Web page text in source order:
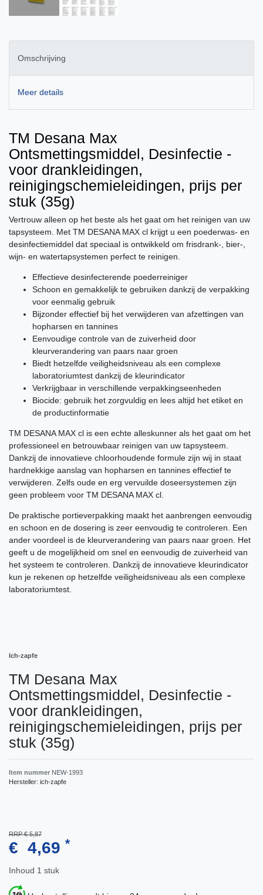
Omschrijving
Meer details
TM Desana Max
Ontsmettingsmiddel, Desinfectie -
voor drankleidingen,
reinigingschemieleidingen, prijs per
stuk (35g)
Vertrouw alleen op het beste als het gaat om het reinigen van uw
tapsysteem. Met TM DESANA MAX cl krijgt u een poederwas- en
desinfectiemiddel dat speciaal is ontwikkeld om frisdrank-, bier-,
wijn- en watertapsystemen perfect te reinigen.
Effectieve desinfecterende poederreiniger
Schoon en gemakkelijk te gebruiken dankzij de verpakking
voor eenmalig gebruik
Bijzonder effectief bij het verwijderen van afzettingen van
hopharsen en tannines
Eenvoudige controle van de zuiverheid door
kleurverandering van paars naar groen
Biedt hetzelfde veiligheidsniveau als een complexe
laboratoriumtest dankzij de kleurindicator
Verkrijgbaar in verschillende verpakkingseenheden
Biocide: gebruik het zorgvuldig en lees altijd het etiket en
de productinformatie
TM DESANA MAX cl is een echte alleskunner als het gaat om het
professioneel en betrouwbaar reinigen van uw tapsysteem.
Dankzij de innovatieve chloorhoudende formule zijn wij in staat
hardnekkige aanslag van hopharsen en tannines effectief te
verwijderen. Zelfs oude en erg vervuilde doseersystemen zijn
geen probleem voor TM DESANA MAX cl.
De praktische portieverpakking maakt het aanbrengen eenvoudig
en schoon en de dosering is zeer eenvoudig te controleren. Een
ander voordeel is de kleurverandering van paars naar groen. Het
geeft u de mogelijkheid om snel en eenvoudig de zuiverheid van
het systeem te controleren. Dankzij de innovatieve kleurindicator
kun je rekenen op hetzelfde veiligheidsniveau als een complexe
laboratoriumtest.
Ich-zapfe
TM Desana Max
Ontsmettingsmiddel, Desinfectie -
voor drankleidingen,
reinigingschemieleidingen, prijs per
stuk (35g)
Item nummer NEW-1993
Hersteller: ich-zapfe
RRP € 5,87
€ 4,69 *
Inhoud 1 stuk